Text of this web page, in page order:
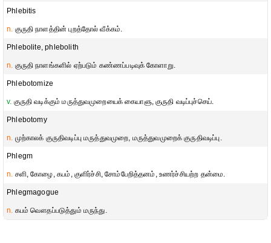
Phlebitis
n. குருதி நாளத்தின் புறத்தோல் வீக்கம்.
Phlebolite, phlebolith
n. குருதி நாளங்களில் ஏற்படும் கண்ணப்படிவுக் கோளாறு.
Phlebotomize
v. குருதி வடிக்கும் மருத்துவமுறையைக் கையாளு, குருதி வடிப்புச்செய்.
Phlebotomy
n. முற்காலக் குருதிவடிப்பு மருத்துவமுறை, மருத்துவமுறைக் குருதிவடிப்பு.
Phlegm
n. சளி, கோழை, கபம், குளிர்ச்சி, சோம்பேறித்தனம், உணர்ச்சியற்ற தன்மை.
Phlegmagogue
n. கபம் வௌதப்படுத்தும் மருந்து.